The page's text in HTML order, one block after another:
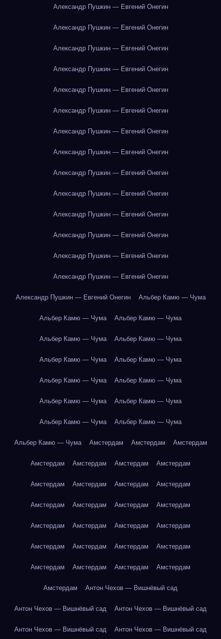
Александр Пушкин — Евгений Онегин
Александр Пушкин — Евгений Онегин
Александр Пушкин — Евгений Онегин
Александр Пушкин — Евгений Онегин
Александр Пушкин — Евгений Онегин
Александр Пушкин — Евгений Онегин
Александр Пушкин — Евгений Онегин
Александр Пушкин — Евгений Онегин
Александр Пушкин — Евгений Онегин
Александр Пушкин — Евгений Онегин
Александр Пушкин — Евгений Онегин
Александр Пушкин — Евгений Онегин
Александр Пушкин — Евгений Онегин
Александр Пушкин — Евгений Онегин
Александр Пушкин — Евгений Онегин Альбер Камю — Чума
Альбер Камю — Чума Альбер Камю — Чума
Альбер Камю — Чума Альбер Камю — Чума
Альбер Камю — Чума Альбер Камю — Чума
Альбер Камю — Чума Альбер Камю — Чума
Альбер Камю — Чума Альбер Камю — Чума
Альбер Камю — Чума Альбер Камю — Чума
Альбер Камю — Чума Амстердам Амстердам Амстердам
Амстердам Амстердам Амстердам Амстердам
Амстердам Амстердам Амстердам Амстердам
Амстердам Амстердам Амстердам Амстердам
Амстердам Амстердам Амстердам Амстердам
Амстердам Амстердам Амстердам Амстердам
Амстердам Амстердам Амстердам Амстердам
Амстердам Антон Чехов — Вишнёвый сад
Антон Чехов — Вишнёвый сад Антон Чехов — Вишнёвый сад
Антон Чехов — Вишнёвый сад Антон Чехов — Вишнёвый сад